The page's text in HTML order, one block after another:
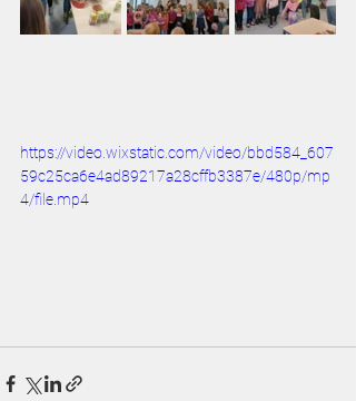
https://video.wixstatic.com/video/bbd584_607
59c25ca6e4ad89217a28cffb3387e/480p/mp
4/file.mp4